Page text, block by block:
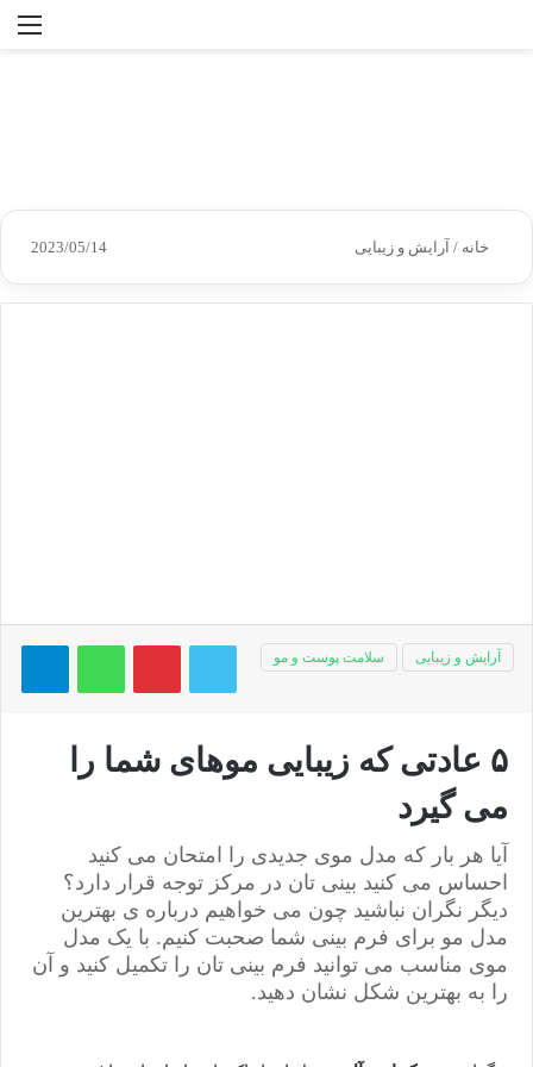
جستجو
خانه / آرایش و زیبایی 2023/05/14
توییتر پینتریستواتس آپ
آرایش و زیبایی سلامت پوست و مو
۵ عادتی که زیبایی موهای شما را
می گیرد
آیا هر بار که مدل موی جدیدی را امتحان می کنید
احساس می کنید بینی تان در مرکز توجه قرار دارد؟
دیگر نگران نباشید چون می خواهیم درباره ی بهترین
مدل مو برای فرم بینی شما صحبت کنیم. با یک مدل
موی مناسب می توانید فرم بینی تان را تکمیل کنید و آن
را به بهترین شکل نشان دهید.